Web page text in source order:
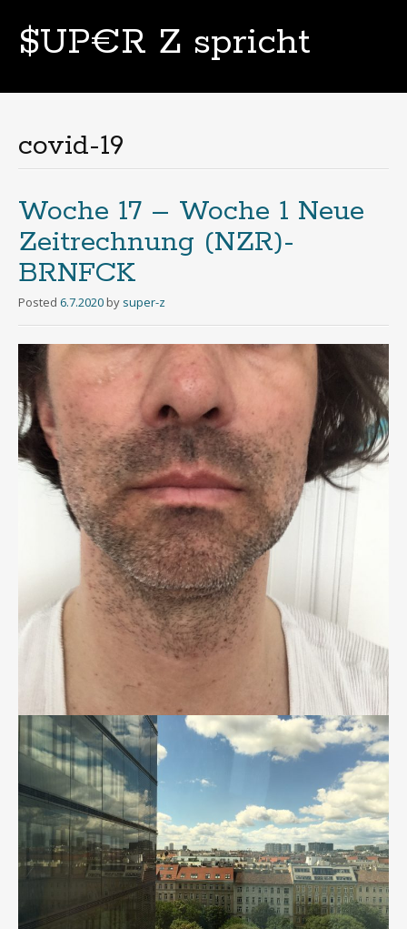
$UP€R Z spricht
covid-19
Woche 17 – Woche 1 Neue
Zeitrechnung (NZR)-
BRNFCK
Posted 6.7.2020 by super-z